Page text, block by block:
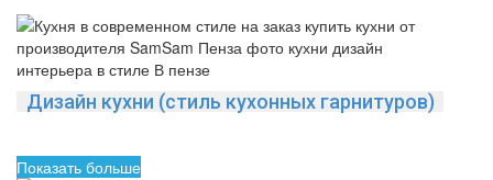
Дизайн кухни (стиль кухонных гарнитуров)
Показать больше